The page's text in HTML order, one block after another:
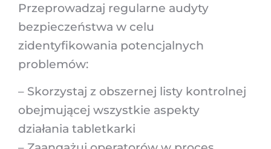
Przeprowadzaj regularne audyty
bezpieczeństwa w celu
zidentyfikowania potencjalnych
problemów:
– Skorzystaj z obszernej listy kontrolnej
obejmującej wszystkie aspekty
działania tabletkarki